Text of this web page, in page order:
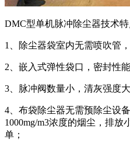
DMC型单机脉冲除尘器技术特
1、除尘器袋室内无需喷吹
2、嵌入式弹性袋口，密封
3、脉冲阀数量小，清灰强度
4、布袋除尘器无需预除尘设
1000mg/m3浓度的烟尘，排放
单；